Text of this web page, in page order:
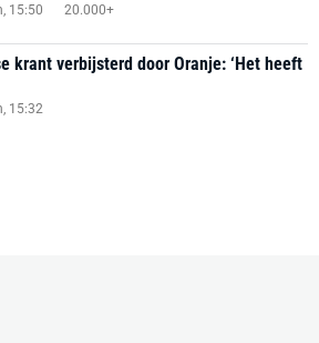
15:50 20.000+
krant verbijsterd door Oranje: ‘Het heeft
15:32